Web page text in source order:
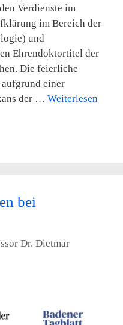
Verdienste im
im Bereich der
und
Ehrendoktortitel der
Die feierliche
einer
der … Weiterlesen
bei
Dr. Dietmar